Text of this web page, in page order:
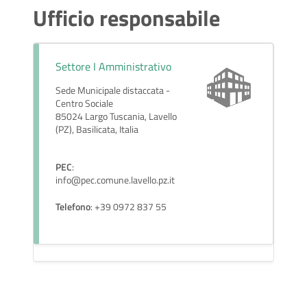
Ufficio responsabile
Settore I Amministrativo
Sede Municipale distaccata -
Centro Sociale
85024 Largo Tuscania, Lavello
(PZ), Basilicata, Italia
PEC:
info@pec.comune.lavello.pz.it
Telefono: +39 0972 837 55